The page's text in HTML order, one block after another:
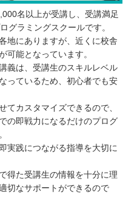
名以上が受講し、受講満足
グラミングスクールです。
地にありますが、近くに校舎
可能となっています。
義は、受講生のスキルレベル
っているため、初心者でも安
てカスタマイズできるので、
の即戦力になるだけのプログ
実践につながる指導を大切に
得た受講生の情報を十分に理
切なサポートができるので